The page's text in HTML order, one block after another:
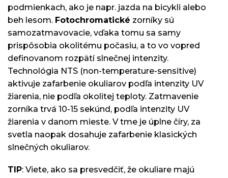
podmienkach, ako je napr. jazda na bicykli alebo
beh lesom. Fotochromatické zorníky sú
samozatmavovacie, vďaka tomu sa samy
prispôsobia okolitému počasiu, a to vo vopred
definovanom rozpätí slnečnej intenzity.
Technológia NTS (non-temperature-sensitive)
aktivuje zafarbenie okuliarov podľa intenzity UV
žiarenia, nie podľa okolitej teploty. Zatmavenie
zorníka trvá 10-15 sekúnd, podľa intenzity UV
žiarenia v danom mieste. V tme je úplne číry, za
svetla naopak dosahuje zafarbenie klasických
slnečných okuliarov.
TIP: Viete, ako sa presvedčiť, že okuliare majú